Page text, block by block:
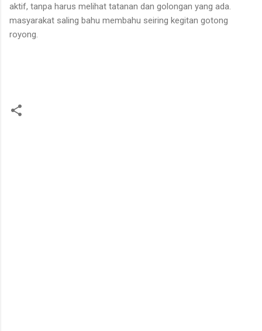
aktif, tanpa harus melihat tatanan dan golongan yang ada.
masyarakat saling bahu membahu seiring kegitan gotong
royong.